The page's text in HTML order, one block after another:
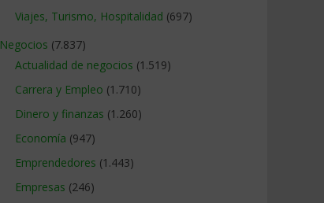
Viajes, Turismo, Hospitalidad (697)
Negocios (7.837)
Actualidad de negocios (1.519)
Carrera y Empleo (1.710)
Dinero y finanzas (1.260)
Economía (947)
Emprendedores (1.443)
Empresas (246)